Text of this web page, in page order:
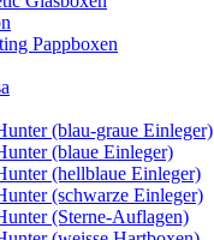
Pappboxen
(blau-graue Einleger)
(blaue Einleger)
(hellblaue Einleger)
(schwarze Einleger)
(Sterne-Auflagen)